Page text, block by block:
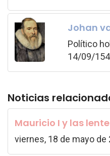
Johan
Político
14/09/
Noticias
Mauricio I y las
viernes, 18 de mayo de